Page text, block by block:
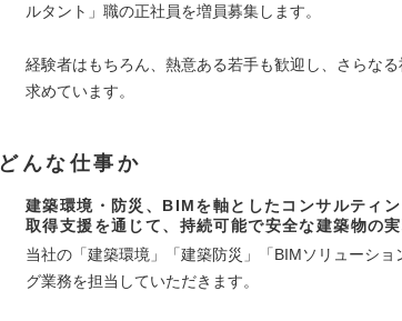
ルタント」職の正社員を増員募集します。
経験者はもちろん、熱意ある若手も歓迎し、さらな
求めています。
どんな仕事か
建築環境・防災、BIMを軸としたコンサルティ
取得支援を通じて、持続可能で安全な建築物の
当社の「建築環境」「建築防災」「BIMソリューシ
グ業務を担当していただきます。